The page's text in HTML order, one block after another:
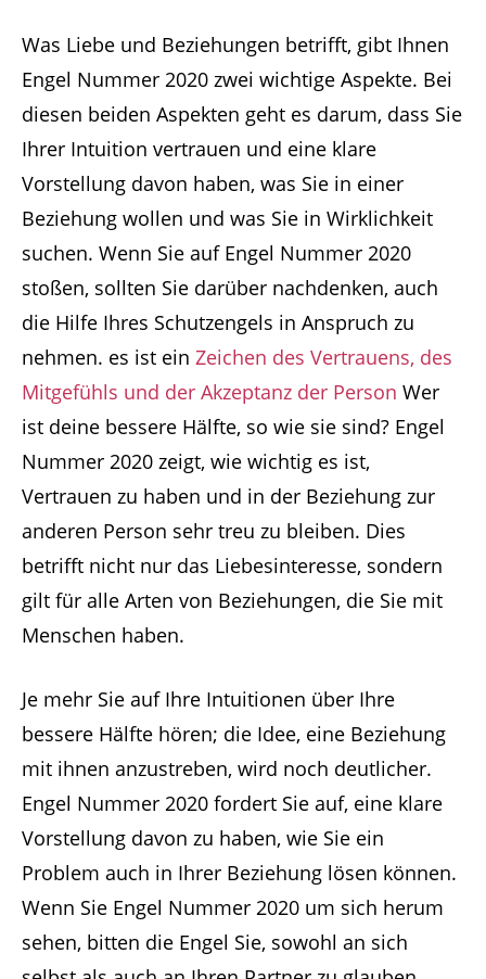
Was Liebe und Beziehungen betrifft, gibt Ihnen
Engel Nummer 2020 zwei wichtige Aspekte. Bei
diesen beiden Aspekten geht es darum, dass Sie
Ihrer Intuition vertrauen und eine klare
Vorstellung davon haben, was Sie in einer
Beziehung wollen und was Sie in Wirklichkeit
suchen. Wenn Sie auf Engel Nummer 2020
stoßen, sollten Sie darüber nachdenken, auch
die Hilfe Ihres Schutzengels in Anspruch zu
nehmen. es ist ein Zeichen des Vertrauens, des
Mitgefühls und der Akzeptanz der Person Wer
ist deine bessere Hälfte, so wie sie sind? Engel
Nummer 2020 zeigt, wie wichtig es ist,
Vertrauen zu haben und in der Beziehung zur
anderen Person sehr treu zu bleiben. Dies
betrifft nicht nur das Liebesinteresse, sondern
gilt für alle Arten von Beziehungen, die Sie mit
Menschen haben.
Je mehr Sie auf Ihre Intuitionen über Ihre
bessere Hälfte hören; die Idee, eine Beziehung
mit ihnen anzustreben, wird noch deutlicher.
Engel Nummer 2020 fordert Sie auf, eine klare
Vorstellung davon zu haben, wie Sie ein
Problem auch in Ihrer Beziehung lösen können.
Wenn Sie Engel Nummer 2020 um sich herum
sehen, bitten die Engel Sie, sowohl an sich